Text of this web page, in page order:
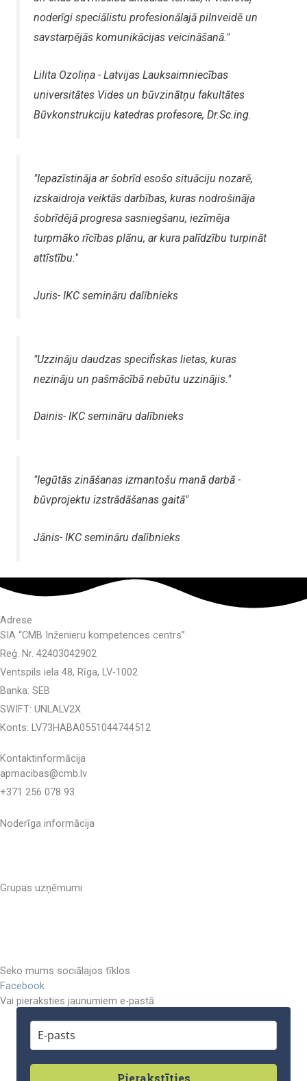
noderīgi speciālistu profesionālajā pilnveidē un
savstarpējās komunikācijas veicināšanā."
Lilita Ozoliņa - Latvijas Lauksaimniecības
universitātes Vides un būvzinātņu fakultātes
Būvkonstrukciju katedras profesore, Dr.Sc.ing.
"Iepazīstināja ar šobrīd esošo situāciju nozarē,
izskaidroja veiktās darbības, kuras nodrošināja
šobrīdējā progresa sasniegšanu, iezīmēja
turpmāko rīcības plānu, ar kura palīdzību turpināt
attīstību."
Juris- IKC semināru dalībnieks
"Uzzināju daudzas specifiskas lietas, kuras
nezināju un pašmācībā nebūtu uzzinājis."
Dainis- IKC semināru dalībnieks
"Iegūtās zināšanas izmantošu manā darbā -
būvprojektu izstrādāšanas gaitā"
Jānis- IKC semināru dalībnieks
Adrese
SIA “CMB Inženieru kompetences centrs”
Reģ. Nr. 42403042902
Ventspils iela 48, Rīga, LV-1002
Banka: SEB
SWIFT: UNLALV2X
Konts: LV73HABA0551044744512
Kontaktinformācija
apmacibas@cmb.lv
+371 256 078 93
Noderīga informācija
Grupas uzņēmumi
Seko mums sociālajos tīklos
Facebook
Vai pieraksties jaunumiem e-pastā